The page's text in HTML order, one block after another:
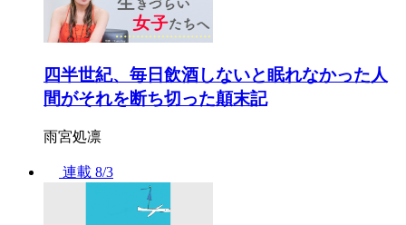
四半世紀、毎日飲酒しないと眠れなかった人
間がそれを断ち切った顛末記
雨宮処凛
連載 8/3